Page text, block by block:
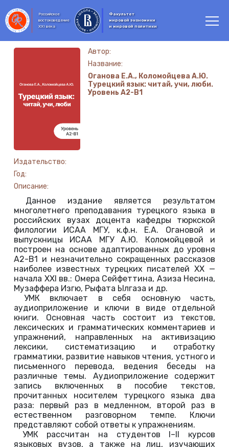
Российское
востоковедение
XXI века
Факультет
мировой экономики
и мировой политики
Автор:
Название:
Оганова Е.А., Коломойцева А.Ю.
Турецкий язык: читай, учи, люби.
Уровень А2-В1
Издательство:
Год:
Описание:
Данное издание является результатом
многолетнего преподавания турецкого языка в
российских вузах доцента кафедры тюркской
филологии ИСАА МГУ, к.ф.н. Е.А. Огановой и
выпускницы ИСАА МГУ А.Ю. Коломойцевой и
построен на основе адаптированных до уровня
А2-В1 и незначительно сокращенных рассказов
наиболее известных турецких писателей XX —
начала XXI вв.: Омера Сейфеттина, Азиза Несина,
Музаффера Изгю, Рыфата Ылгаза и др.
УМК включает в себя основную часть,
аудиоприложение и ключи в виде отдельной
книги. Основная часть состоит из текстов,
лексических и грамматических комментариев и
упражнений, направленных на активизацию
лексики, систематизацию и отработку
грамматики, развитие навыков чтения, устного и
письменного перевода, ведения беседы на
различные темы. Аудиоприложение содержит
запись включенных в пособие текстов,
прочитанных носителем турецкого языка два
раза: первый раз в медленном, второй раз в
естественном разговорном темпе. Ключи
представляют собой ответы к упражнениям.
УМК рассчитан на студентов I–II курсов
языковых вузов, а также на лиц, изучающих